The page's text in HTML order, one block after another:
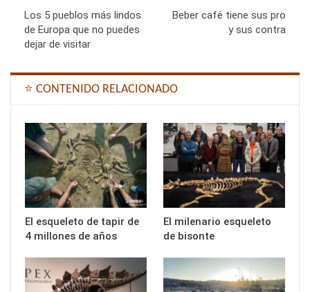
Los 5 pueblos más lindos
de Europa que no puedes
dejar de visitar
Beber café tiene sus pro
y sus contra
⭐ CONTENIDO RELACIONADO
El esqueleto de tapir de
4 millones de años
El milenario esqueleto
de bisonte